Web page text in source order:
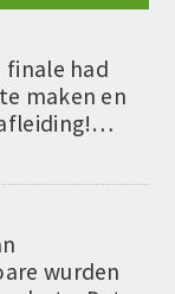
finale had
maken en
wurden